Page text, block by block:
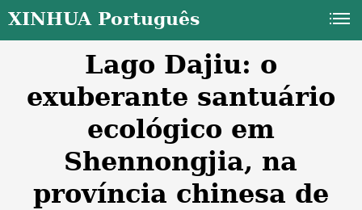
XINHUA Português
Lago Dajiu: o
exuberante santuário
ecológico em
Shennongjia, na
província chinesa de